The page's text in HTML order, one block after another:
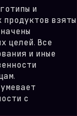
и
продуктов взяты
целей. Все
и иные
с